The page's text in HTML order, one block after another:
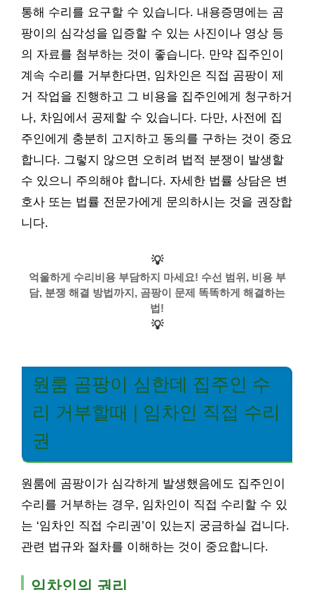
통해 수리를 요구할 수 있습니다. 내용증명에는 곰
팡이의 심각성을 입증할 수 있는 사진이나 영상 등
의 자료를 첨부하는 것이 좋습니다. 만약 집주인이
계속 수리를 거부한다면, 임차인은 직접 곰팡이 제
거 작업을 진행하고 그 비용을 집주인에게 청구하거
나, 차임에서 공제할 수 있습니다. 다만, 사전에 집
주인에게 충분히 고지하고 동의를 구하는 것이 중요
합니다. 그렇지 않으면 오히려 법적 분쟁이 발생할
수 있으니 주의해야 합니다. 자세한 법률 상담은 변
호사 또는 법률 전문가에게 문의하시는 것을 권장합
니다.
💡
억울하게 수리비용 부담하지 마세요! 수선 범위, 비용 부
담, 분쟁 해결 방법까지, 곰팡이 문제 똑똑하게 해결하는
법!
💡
원룸 곰팡이 심한데 집주인 수
리 거부할때 | 임차인 직접 수리
권
원룸에 곰팡이가 심각하게 발생했음에도 집주인이
수리를 거부하는 경우, 임차인이 직접 수리할 수 있
는 ‘임차인 직접 수리권’이 있는지 궁금하실 겁니다.
관련 법규와 절차를 이해하는 것이 중요합니다.
임차인의 권리